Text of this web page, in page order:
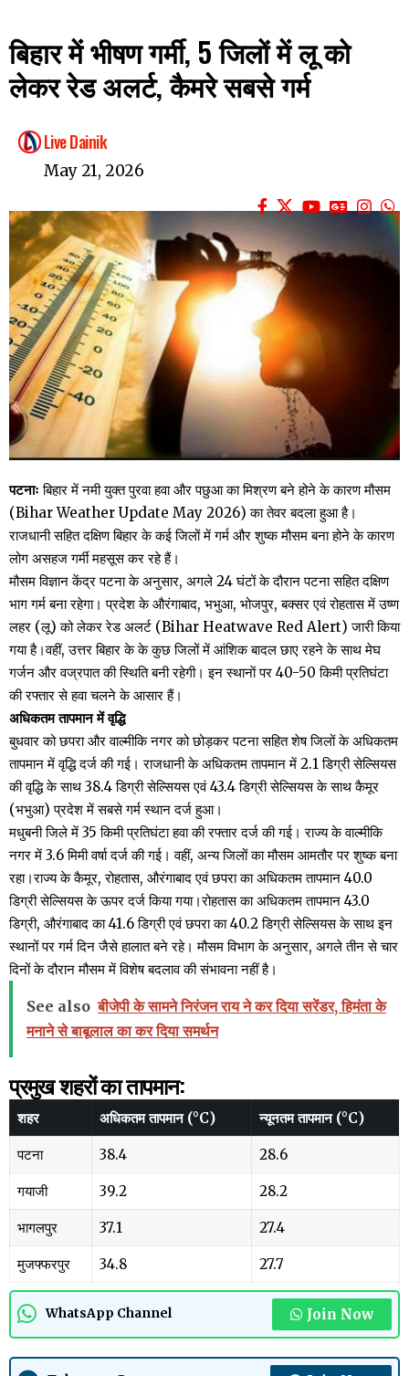
बिहार में भीषण गर्मी, 5 जिलों में लू को
लेकर रेड अलर्ट, कैमरे सबसे गर्म
Live Dainik
May 21, 2026
पटनाः बिहार में नमी युक्त पुरवा हवा और पछुआ का मिश्रण बने होने के कारण मौसम
(Bihar Weather Update May 2026) का तेवर बदला हुआ है।
राजधानी सहित दक्षिण बिहार के कई जिलों में गर्म और शुष्क मौसम बना होने के कारण
लोग असहज गर्मी महसूस कर रहे हैं।
मौसम विज्ञान केंद्र पटना के अनुसार, अगले 24 घंटों के दौरान पटना सहित दक्षिण
भाग गर्म बना रहेगा। प्रदेश के औरंगाबाद, भभुआ, भोजपुर, बक्सर एवं रोहतास में उष्ण
लहर (लू) को लेकर रेड अलर्ट (Bihar Heatwave Red Alert) जारी किया
गया है।वहीं, उत्तर बिहार के के कुछ जिलों में आंशिक बादल छाए रहने के साथ मेघ
गर्जन और वज्रपात की स्थिति बनी रहेगी। इन स्थानाें पर 40-50 किमी प्रतिघंटा
की रफ्तार से हवा चलने के आसार हैं।
अधिकतम तापमान में वृद्धि
बुधवार को छपरा और वाल्मीकि नगर को छोड़कर पटना सहित शेष जिलों के अधिकतम
तापमान में वृद्धि दर्ज की गई। राजधानी के अधिकतम तापमान में 2.1 डिग्री सेल्सियस
की वृद्धि के साथ 38.4 डिग्री सेल्सियस एवं 43.4 डिग्री सेल्सियस के साथ कैमूर
(भभुआ) प्रदेश में सबसे गर्म स्थान दर्ज हुआ।
मधुबनी जिले में 35 किमी प्रतिघंटा हवा की रफ्तार दर्ज की गई। राज्य के वाल्मीकि
नगर में 3.6 मिमी वर्षा दर्ज की गई। वहीं, अन्य जिलों का मौसम आमतौर पर शुष्क बना
रहा।राज्य के कैमूर, रोहतास, औरंगाबाद एवं छपरा का अधिकतम तापमान 40.0
डिग्री सेल्सियस के ऊपर दर्ज किया गया।रोहतास का अधिकतम तापमान 43.0
डिग्री, औरंगाबाद का 41.6 डिग्री एवं छपरा का 40.2 डिग्री सेल्सियस के साथ इन
स्थानों पर गर्म दिन जैसे हालात बने रहे। मौसम विभाग के अनुसार, अगले तीन से चार
दिनों के दौरान मौसम में विशेष बदलाव की संभावना नहीं है।
See also बीजेपी के सामने निरंजन राय ने कर दिया सरेंडर, हिमंता के
मनाने से बाबूलाल का कर दिया समर्थन
प्रमुख शहरों का तापमान:
शहर अधिकतम तापमान (°C) न्यूनतम तापमान (°C)
पटना 38.4 28.6
गयाजी 39.2 28.2
भागलपुर 37.1 27.4
मुजफ्फरपुर 34.8 27.7
WhatsApp Channel Join Now